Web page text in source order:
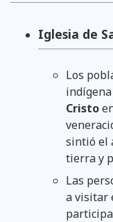
Iglesia de
Los
Cristo
sintió el
tierra y
Las
a visitar